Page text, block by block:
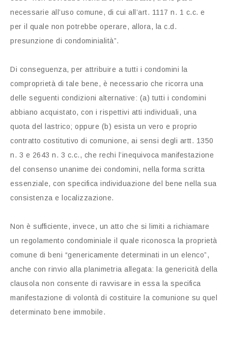
necessarie all’uso comune, di cui all’art. 1117 n. 1 c.c. e
per il quale non potrebbe operare, allora, la c.d.
presunzione di condominialità”.
Di conseguenza, per attribuire a tutti i condomini la
comproprietà di tale bene, è necessario che ricorra una
delle seguenti condizioni alternative: (a) tutti i condomini
abbiano acquistato, con i rispettivi atti individuali, una
quota del lastrico; oppure (b) esista un vero e proprio
contratto costitutivo di comunione, ai sensi degli artt. 1350
n. 3 e 2643 n. 3 c.c., che rechi l’inequivoca manifestazione
del consenso unanime dei condomini, nella forma scritta
essenziale, con specifica individuazione del bene nella sua
consistenza e localizzazione.
Non è sufficiente, invece, un atto che si limiti a richiamare
un regolamento condominiale il quale riconosca la proprietà
comune di beni “genericamente determinati in un elenco”,
anche con rinvio alla planimetria allegata: la genericità della
clausola non consente di ravvisare in essa la specifica
manifestazione di volontà di costituire la comunione su quel
determinato bene immobile.